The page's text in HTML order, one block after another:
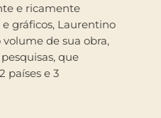
e ricamente
gráficos, Laurentino
de sua obra,
que
países e 3